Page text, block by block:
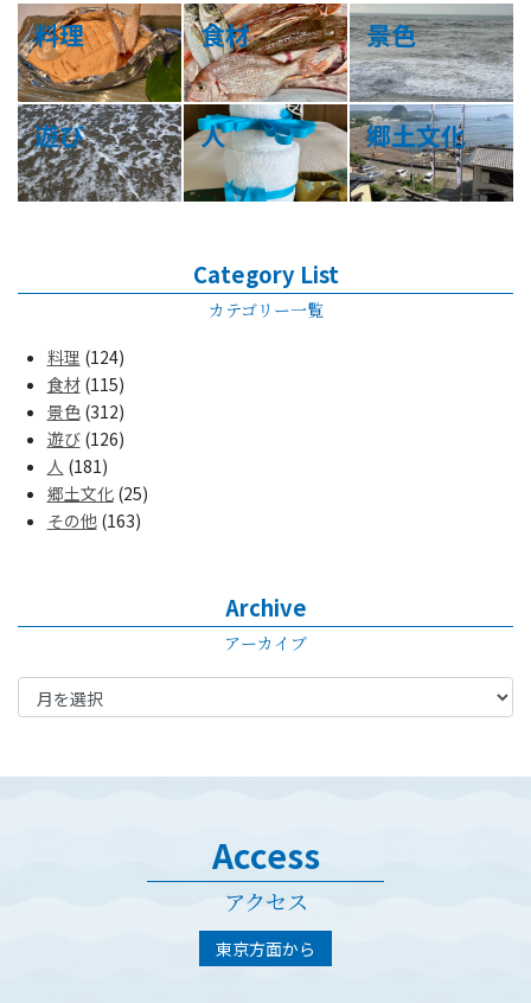
料理 食材 景色
遊び 人 郷土文化
Category List
カテゴリー一覧
料理 (124)
食材(115)
景色(312)
遊び(126)
人 (181)
郷土文化(25)
その他(163)
Archive
アーカイブ
Access
アクセス
東京方面から